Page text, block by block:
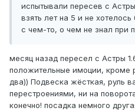
испытывали пересев с
взять лет на 5 и не
с чем-то, о чем не знал при
месяц назад пересел с Астры
положительные имоции, кроме
два)) Подвеска жёсткая, руль
перестроениями, ни на
конечно! посадка немного